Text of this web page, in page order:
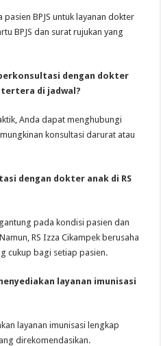
pasien BPJS untuk layanan dokter
BPJS dan surat rujukan yang
dengan dokter
di jadwal?
Anda dapat menghubungi
konsultasi darurat atau
dengan dokter anak di RS
pada kondisi pasien dan
RS Izza Cikampek berusaha
cukup bagi setiap pasien.
layanan imunisasi
layanan imunisasi lengkap
direkomendasikan.